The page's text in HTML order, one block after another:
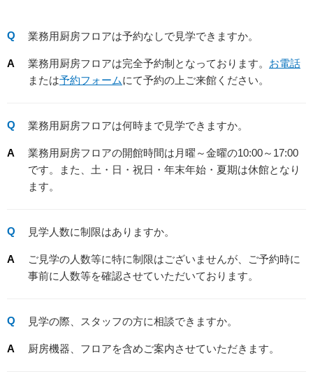
業務用厨房フロアは予約なしで見学できますか。
業務用厨房フロアは完全予約制となっております。 お電話
または予約フォームにて予約の上ご来館ください。
業務用厨房フロアは何時まで見学できますか。
業務用厨房フロアの開館時間は月曜～金曜の10:00～17:00
です。また、土・日・祝日・年末年始・夏期は休館となり
ます。
見学人数に制限はありますか。
ご見学の人数等に特に制限はございませんが、ご予約時に
事前に人数等を確認させていただいております。
見学の際、スタッフの方に相談できますか。
厨房機器、フロアを含めご案内させていただきます。